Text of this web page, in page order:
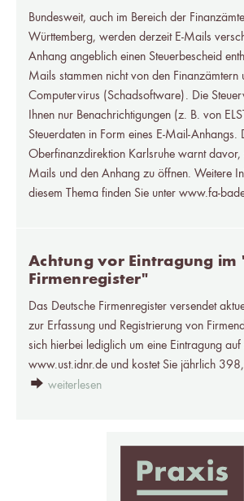
Bundesweit, auch im Bereich der
Württemberg, werden derzeit E-Mails
Anhang angeblich einen Steuerbescheid
Mails stammen nicht von den Finanzämtern
Computervirus (Schadsoftware). Die
Ihnen nur Benachrichtigungen (z. B. von
Steuerdaten in Form eines E-Mail-Anhangs.
Oberfinanzdirektion Karlsruhe warnt davor,
Mails und den Anhang zu öffnen. Weitere
diesem Thema finden Sie unter www.fa-
Achtung vor Eintragung im
Firmenregister"
Das Deutsche Firmenregister versendet
zur Erfassung und Registrierung von
sich hierbei lediglich um eine Eintragung auf
www.ust.idnr.de und kostet Sie jährlich
weiterlesen